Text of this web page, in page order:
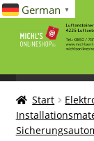
Navigation
Inhalt
SPIELWAREN/
ELEKTRO
LÜFTUNG,
Start
German ▼